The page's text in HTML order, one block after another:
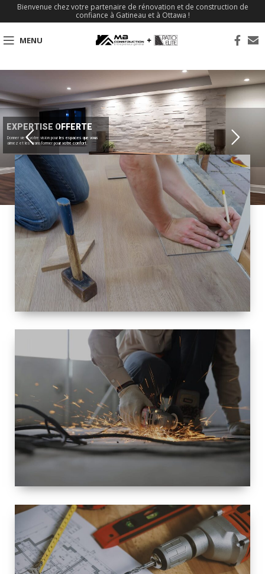
Bienvenue chez votre partenaire de rénovation et de construction de
confiance à Gatineau et à Ottawa !
MENU
EXPERTISE OFFERTE
Donner vie à votre vision pour les espaces que vous
aimez et les transformer pour votre confort.
TAILLE
PETITE À
GRANDE
RÉNOVATION
ESPACE
RÉNOVATION
INTÉRIEURE ET
EXTÉRIEURE